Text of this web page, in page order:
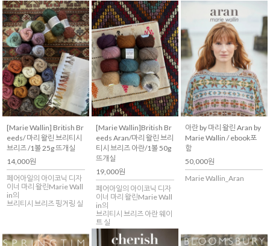
[Marie Wallin] British Br
eeds/ 마리 왈린 브리티시
브리즈 /1볼 25g 뜨개실
14,000원
페어아일의 아이코닉 디자
이너 마리 왈린Marie Wall
in의
브리티시 브리즈 핑거링 실
[Marie Wallin]British Br
eeds Aran/마리 왈린 브리
티시 브리즈 아란/1볼 50g
뜨개실
19,000원
페어아일의 아이코닉 디자
이너 마리 왈린Marie Wall
in의
브리티시 브리즈 아란 웨이
트 실
아란 by 마리 왈린 Aran by
Marie Wallin / ebook포
함
50,000원
Marie Wallin_Aran